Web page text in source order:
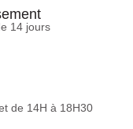
14 jours
de 14H à 18H30